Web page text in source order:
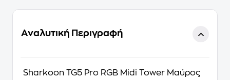
Αναλυτική Περιγραφή
Sharkoon TG5 Pro RGB Midi Tower Μαύρος